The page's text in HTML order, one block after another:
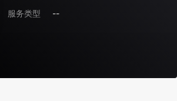
服务类型
--